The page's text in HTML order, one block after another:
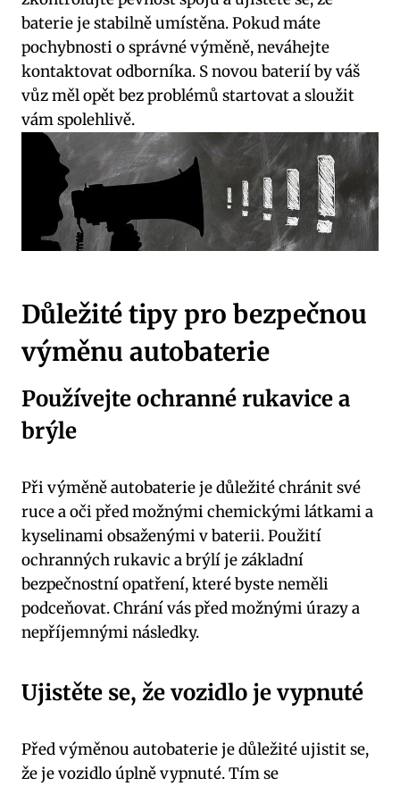
baterie je stabilně umístěna. Pokud máte
pochybnosti o správné výměně, neváhejte
kontaktovat odborníka. S novou baterií by váš
vůz měl opět bez problémů startovat a sloužit
vám spolehlivě.
Důležité tipy pro bezpečnou
výměnu autobaterie
Používejte ochranné rukavice a
brýle
Při výměně autobaterie je důležité chránit své
ruce a oči před možnými chemickými látkami a
kyselinami obsaženými v baterii. Použití
ochranných rukavic a brýlí je základní
bezpečnostní opatření, které byste neměli
podceňovat. Chrání vás před možnými úrazy a
nepříjemnými následky.
Ujistěte se, že vozidlo je vypnuté
Před výměnou autobaterie je důležité ujistit se,
že je vozidlo úplně vypnuté. Tím se